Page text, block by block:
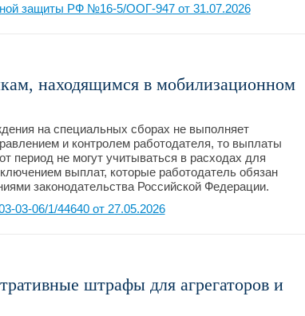
защиты РФ №16-5/ООГ-947 от 31.07.2026
находящимся в мобилизационном
на специальных сборах не выполняет
и контролем работодателя, то выплаты
период не могут учитываться в расходах для
выплат, которые работодатель обязан
законодательства Российской Федерации.
03-06/1/44640 от 27.05.2026
штрафы для агрегаторов и